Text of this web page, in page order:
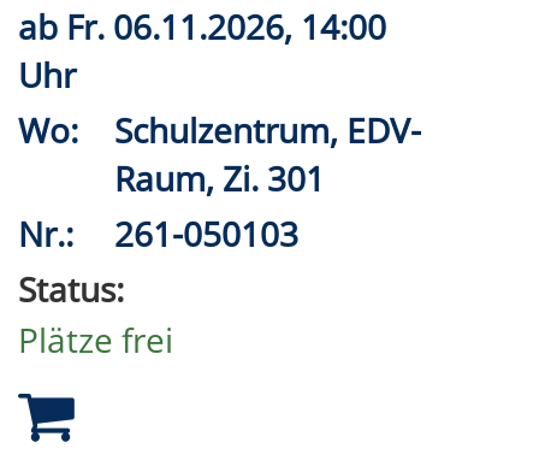
ab Fr. 06.11.2026, 14:00
Uhr
Wo:
Schulzentrum, EDV-
Raum, Zi. 301
Nr.:
261-050103
Status:
Plätze frei